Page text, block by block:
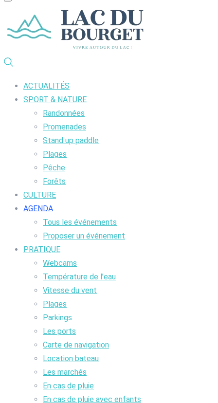
ACTUALITÉS
SPORT & NATURE
Randonnées
Promenades
Stand up paddle
Plages
Pêche
Forêts
CULTURE
AGENDA
Tous les événements
Proposer un événement
PRATIQUE
Webcams
Température de l’eau
Vitesse du vent
Plages
Parkings
Les ports
Carte de navigation
Location bateau
Les marchés
En cas de pluie
En cas de pluie avec enfants